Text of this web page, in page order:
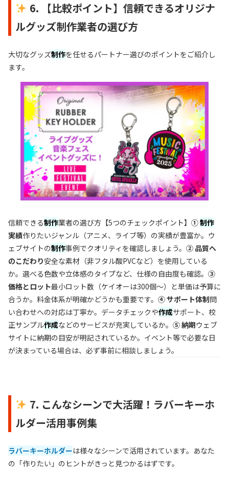
6. 【比較ポイント】信頼できるオリジナ
ルグッズ制作業者の選び方
大切なグッズ制作を任せるパートナー選びのポイントをご紹介し
ます。
信頼できる制作業者の選び方【5つのチェックポイント】 ①制作
実績作りたいジャンル（アニメ、ライブ等）の実績が豊富か。ウ
ェブサイトの制作事例でクオリティを確認しましょう。 ② 品質へ
のこだわり安全な素材（非フタル酸PVCなど）を使用している
か。選べる色数や立体感のタイプなど、仕様の自由度も確認。 ③
価格とロット最小ロット数（ケイオーは300個～）と単価は予算に
合うか。料金体系が明確かどうかも重要です。 ④ サポート体制問
い合わせへの対応は丁寧か。データチェックや作成サポート、校
正サンプル作成などのサービスが充実しているか。 ⑤ 納期ウェブ
サイトに納期の目安が明記されているか。イベント等で必要な日
が決まっている場合は、必ず事前に相談しましょう。
7. こんなシーンで大活躍！ラバーキーホ
ルダー活用事例集
ラバーキーホルダーは様々なシーンで活用されています。あなた
の「作りたい」のヒントがきっと見つかるはずです。